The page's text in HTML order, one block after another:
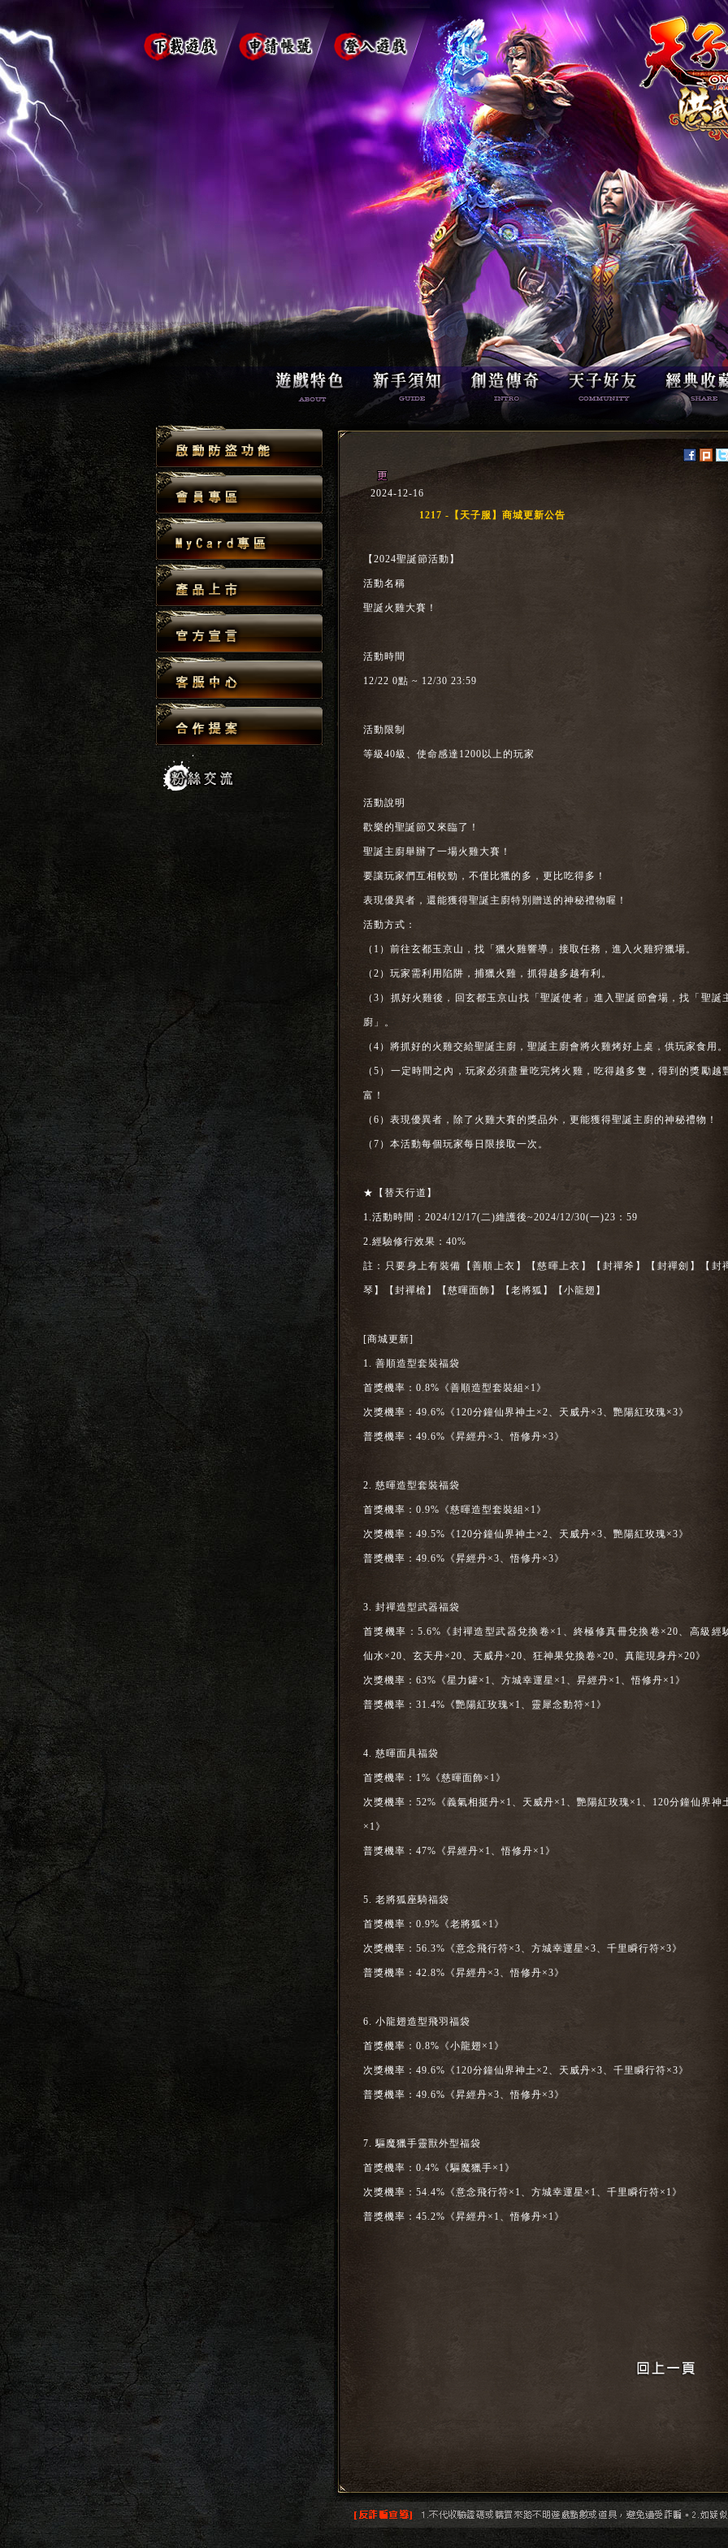
2024-12-16
1217 -【天子服】商城更新公告
【2024聖誕節活動】
活動名稱
聖誕火雞大賽！
活動時間
12/22 0點 ~ 12/30 23:59
活動限制
等級40級、使命感達1200以上的玩家
活動說明
歡樂的聖誕節又來臨了！
聖誕主廚舉辦了一場火雞大賽！
要讓玩家們互相較勁，不僅比獵的多，更比吃得多！
表現優異者，還能獲得聖誕主廚特別贈送的神秘禮物喔！
活動方式：
（1）前往玄都玉京山，找「獵火雞響導」接取任務，進入火雞狩獵場。
（2）玩家需利用陷阱，捕獵火雞，抓得越多越有利。
（3）抓好火雞後，回玄都玉京山找「聖誕使者」進入聖誕節會場，找「聖誕
廚」。
（4）將抓好的火雞交給聖誕主廚，聖誕主廚會將火雞烤好上桌，供玩家食用。
（5）一定時間之內，玩家必須盡量吃完烤火雞，吃得越多隻，得到的獎勵越
富！
（6）表現優異者，除了火雞大賽的獎品外，更能獲得聖誕主廚的神秘禮物！
（7）本活動每個玩家每日限接取一次。
★【替天行道】
1.活動時間：2024/12/17(二)維護後~2024/12/30(一)23：59
2.經驗修行效果：40%
註：只要身上有裝備【善順上衣】【慈暉上衣】【封禪斧】【封禪劍】【封
琴】【封禪槍】【慈暉面飾】【老將狐】【小龍翅】
[商城更新]
1. 善順造型套裝福袋
首獎機率：0.8%《善順造型套裝組×1》
次獎機率：49.6%《120分鐘仙界神土×2、天威丹×3、艷陽紅玫瑰×3》
普獎機率：49.6%《昇經丹×3、悟修丹×3》
2. 慈暉造型套裝福袋
首獎機率：0.9%《慈暉造型套裝組×1》
次獎機率：49.5%《120分鐘仙界神土×2、天威丹×3、艷陽紅玫瑰×3》
普獎機率：49.6%《昇經丹×3、悟修丹×3》
3. 封禪造型武器福袋
首獎機率：5.6%《封禪造型武器兌換卷×1、終極修真冊兌換卷×20、高級經
仙水×20、玄天丹×20、天威丹×20、狂神果兌換卷×20、真龍現身丹×20》
次獎機率：63%《星力罐×1、方城幸運星×1、昇經丹×1、悟修丹×1》
普獎機率：31.4%《艷陽紅玫瑰×1、靈犀念動符×1》
4. 慈暉面具福袋
首獎機率：1%《慈暉面飾×1》
次獎機率：52%《義氣相挺丹×1、天威丹×1、艷陽紅玫瑰×1、120分鐘仙界神
×1》
普獎機率：47%《昇經丹×1、悟修丹×1》
5. 老將狐座騎福袋
首獎機率：0.9%《老將狐×1》
次獎機率：56.3%《意念飛行符×3、方城幸運星×3、千里瞬行符×3》
普獎機率：42.8%《昇經丹×3、悟修丹×3》
6. 小龍翅造型飛羽福袋
首獎機率：0.8%《小龍翅×1》
次獎機率：49.6%《120分鐘仙界神土×2、天威丹×3、千里瞬行符×3》
普獎機率：49.6%《昇經丹×3、悟修丹×3》
7. 驅魔獵手靈獸外型福袋
首獎機率：0.4%《驅魔獵手×1》
次獎機率：54.4%《意念飛行符×1、方城幸運星×1、千里瞬行符×1》
普獎機率：45.2%《昇經丹×1、悟修丹×1》